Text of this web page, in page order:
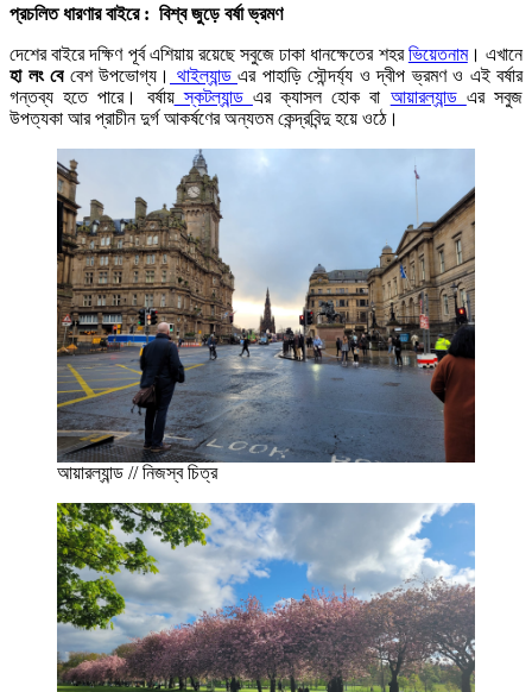
প্রচলিত ধারণার বাইরে : বিশ্ব জুড়ে বর্ষা ভ্রমণ
দেশের বাইরে দক্ষিণ পূর্ব এশিয়ায় রয়েছে সবুজে ঢাকা ধানক্ষেতের শহরভিয়েতনাম। এখানে
হা লং বেবেশ উপভোগ্য। থাইল্যান্ড এর পাহাড়ি সৌন্দর্য্য ও দ্বীপ ভ্রমণ ও এই বর্ষার
গন্তব্য হতে পারে। বর্ষায়স্কটল্যান্ড এর ক্যাসল হোক বা আয়ারল্যান্ড এর সবুজ
উপত্যকা আর প্রাচীন দুর্গ আকর্ষণের অন্যতম কেন্দ্রবিন্দু হয়ে ওঠে।
আয়ারল্যান্ড // নিজস্ব চিত্র